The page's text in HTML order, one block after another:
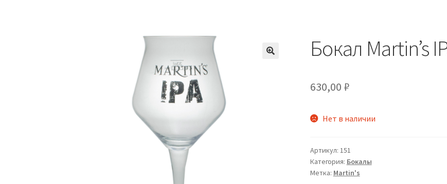
Бокал Martin’s
630,00 ₽
Нет в наличии
Артикул: 151
Категория: Бокалы
Метка: Martin's